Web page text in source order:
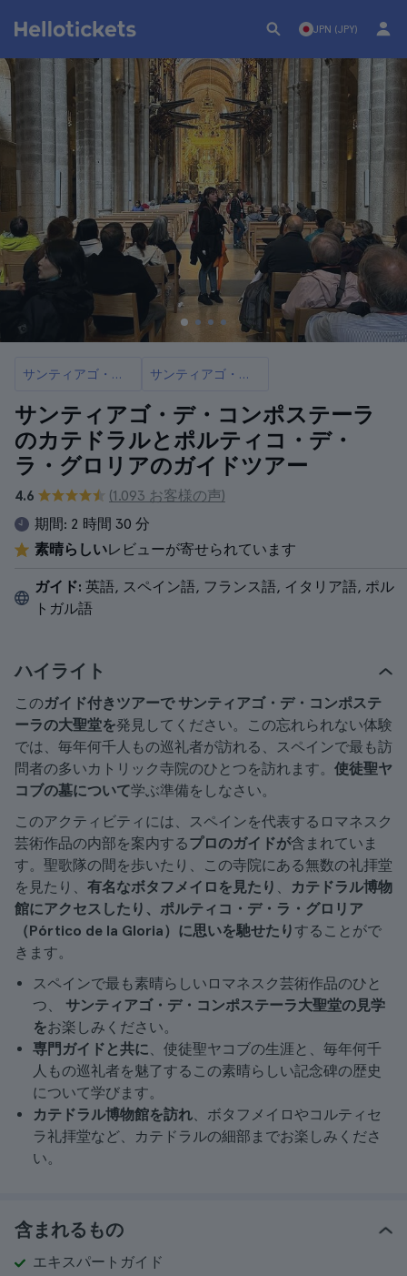
JPN (JPY)
サンティアゴ・デ・コンポステーラ サンティアゴ・デ・コンポステーラ大聖堂チケットおよびツアー
サンティアゴ・デ・コンポステーラ
のカテドラルとポルティコ・デ・
ラ・グロリアのガイドツアー
4.6
(1.093 お客様の声)
期間: 2 時間 30 分
素晴らしいレビューが寄せられています
ガイド: 英語, スペイン語, フランス語, イタリア語, ポル
トガル語
ハイライト
このガイド付きツアーでサンティアゴ・デ・コンポステ
ーラの大聖堂を発見してください。この忘れられない体験
では、毎年何千人もの巡礼者が訪れる、スペインで最も訪
問者の多いカトリック寺院のひとつを訪れます。 使徒聖ヤ
コブの墓について学ぶ準備をしなさい。
このアクティビティには、スペインを代表するロマネスク
芸術作品の内部を案内するプロのガイドが含まれていま
す。聖歌隊の間を歩いたり、この寺院にある無数の礼拝堂
を見たり、 有名なボタフメイロを見たり 、
カテドラル博物
館にアクセスしたり、ポルティコ・デ・ラ・グロリア
（Pórtico de la Gloria）に思いを馳せたりすることがで
きます。
スペインで最も素晴らしいロマネスク芸術作品のひと
つ、
サンティアゴ・デ・コンポステーラ大聖堂の見学
をお楽しみください。
専門ガイドと共に、使徒聖ヤコブの生涯と、毎年何千
人もの巡礼者を魅了するこの素晴らしい記念碑の歴史
について学びます。
カテドラル博物館を訪れ、ボタフメイロやコルティセ
ラ礼拝堂など、カテドラルの細部までお楽しみくださ
い。
含まれるもの
エキスパートガイド